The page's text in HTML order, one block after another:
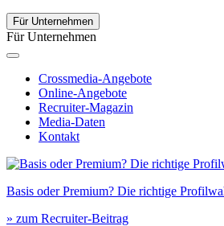
Für Unternehmen
Für Unternehmen
Crossmedia-Angebote
Online-Angebote
Recruiter-Magazin
Media-Daten
Kontakt
Basis oder Premium? Die richtige
» zum Recruiter-Beitrag